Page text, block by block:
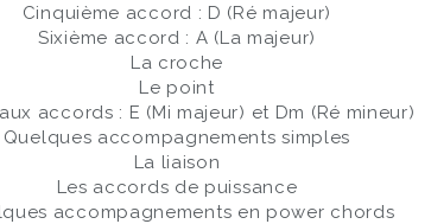
Cinquième accord : D (Ré majeur)
Sixième accord : A (La majeur)
La croche
Le point
accords : E (Mi majeur) et Dm (Ré mineur)
Quelques accompagnements simples
La liaison
Les accords de puissance
accompagnements en power chords